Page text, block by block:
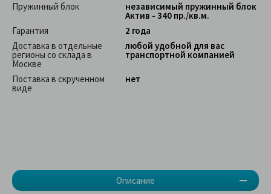
Описание
Пружинный блок
независимый пружинный блок
Актив - 340 пр./кв.м.
Гарантия
2 года
Доставка в отдельные
регионы со склада в
Москве
любой удобной для вас
транспортной компанией
Поставка в скрученном
виде
нет